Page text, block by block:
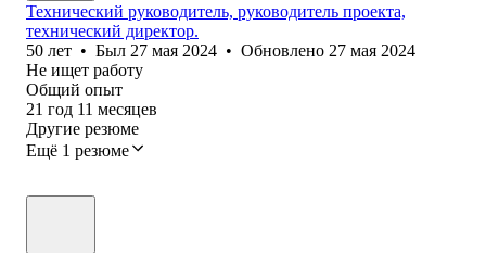
Технический руководитель, руководитель проекта,
технический директор.
50 лет • Был 27 мая 2024 • Обновлено 27 мая 2024
Не ищет работу
Общий опыт
21 год 11 месяцев
Другие резюме
Ещё 1 резюме